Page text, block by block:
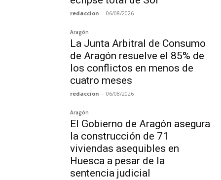
redaccion - 06/08/2026
Aragón
La Junta Arbitral de Consumo
de Aragón resuelve el 85% de
los conflictos en menos de
cuatro meses
redaccion - 06/08/2026
Aragón
El Gobierno de Aragón asegura
la construcción de 71
viviendas asequibles en
Huesca a pesar de la
sentencia judicial